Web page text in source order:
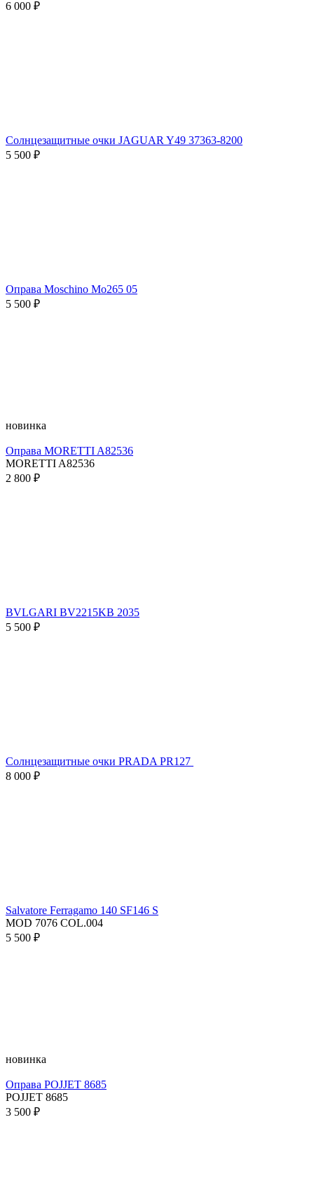
6 000 ₽
Солнцезащитные очки JAGUAR Y49 37363-8200
5 500 ₽
Оправа Moschino Mo265 05
5 500 ₽
новинка
Оправа MORETTI A82536
MORETTI A82536
2 800 ₽
BVLGARI BV2215KB 2035
5 500 ₽
Солнцезащитные очки PRADA PR127
8 000 ₽
Salvatore Ferragamo 140 SF146 S
MOD 7076 COL.004
5 500 ₽
новинка
Оправа POJJET 8685
POJJET 8685
3 500 ₽